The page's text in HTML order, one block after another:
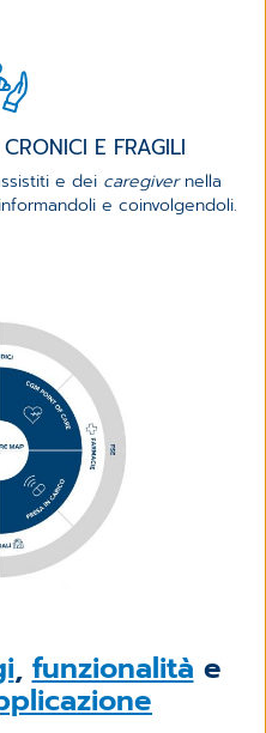
E FRAGILI
e dei caregivernella
e coinvolgendoli.
, funzionalità e